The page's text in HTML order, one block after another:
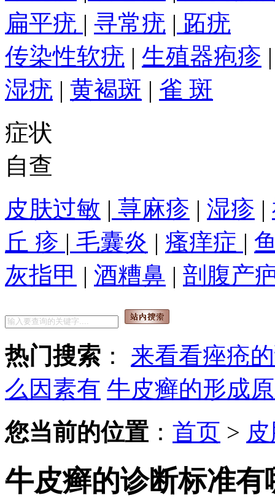
扁平疣 | 寻常疣 | 跖疣
传染性软疣 | 生殖器疱疹
湿疣 | 黄褐斑 | 雀 斑
症状
自查
皮肤过敏 | 荨麻疹 | 湿疹 |
丘 疹 | 毛囊炎 | 瘙痒症 |
灰指甲 | 酒糟鼻 | 剖腹产
热门搜索 ： 来看看痤疮
么因素有 牛皮癣的形成
您当前的位置 ： 首页 >
牛皮癣的诊断标准有